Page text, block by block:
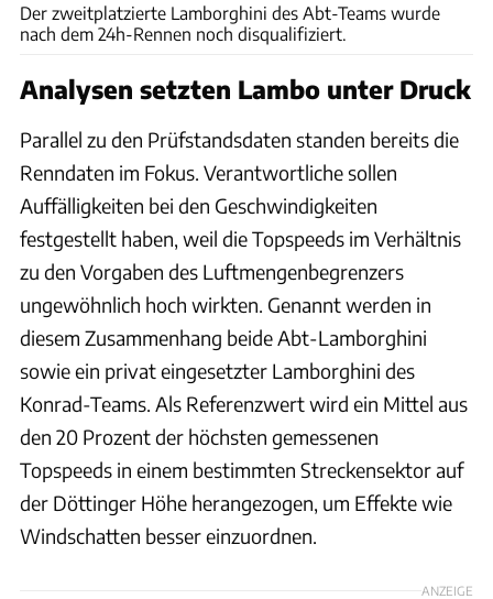
Der zweitplatzierte Lamborghini des Abt-Teams wurde
nach dem 24h-Rennen noch disqualifiziert.
Analysen setzten Lambo unter Druck
Parallel zu den Prüfstandsdaten standen bereits die
Renndaten im Fokus. Verantwortliche sollen
Auffälligkeiten bei den Geschwindigkeiten
festgestellt haben, weil die Topspeeds im Verhältnis
zu den Vorgaben des Luftmengenbegrenzers
ungewöhnlich hoch wirkten. Genannt werden in
diesem Zusammenhang beide Abt-Lamborghini
sowie ein privat eingesetzter Lamborghini des
Konrad-Teams. Als Referenzwert wird ein Mittel aus
den 20 Prozent der höchsten gemessenen
Topspeeds in einem bestimmten Streckensektor auf
der Döttinger Höhe herangezogen, um Effekte wie
Windschatten besser einzuordnen.
ANZEIGE